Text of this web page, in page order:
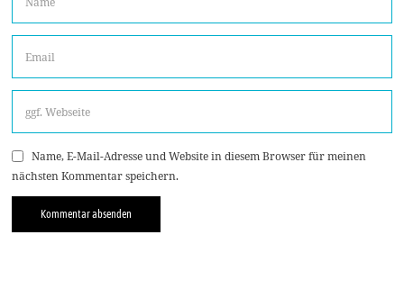
Name, E-Mail-Adresse und Website in diesem Browser für meinen
nächsten Kommentar speichern.